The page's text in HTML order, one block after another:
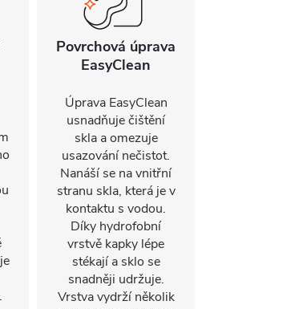
Povrchová úprava
EasyClean
Úprava EasyClean
usnadňuje čištění
skla a omezuje
usazování nečistot.
Nanáší se na vnitřní
stranu skla, která je v
kontaktu s vodou.
Díky hydrofobní
vrstvě kapky lépe
stékají a sklo se
snadněji udržuje.
Vrstva vydrží několik